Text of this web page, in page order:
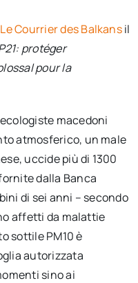
Le Courrier des Balkansil
protéger
pour la
macedoni
atmosferico, un male
uccide più di 1300
dalla Banca
di sei anni – secondo
affetti da malattie
sottile PM10 è
autorizzata
sino ai